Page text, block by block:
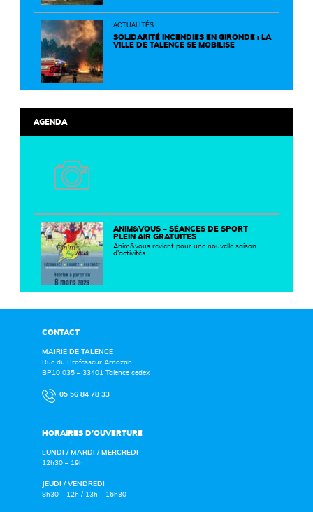
un territoire plus durable et solidaire.
ACTUALITÉS
SOLIDARITÉ INCENDIES EN GIRONDE : LA
VILLE DE TALENCE SE MOBILISE
AGENDA
ANIM&VOUS – SÉANCES DE SPORT
PLEIN AIR GRATUITES
Anim&vous revient pour une nouvelle saison
d’activités…
CONTACT
MAIRIE DE TALENCE
Rue du Professeur Arnozan
BP10 035 – 33401 Talence cedex
05 56 84 78 33
HORAIRES D’OUVERTURE
LUNDI / MARDI / MERCREDI
12h30 – 19h
JEUDI / VENDREDI
8h30 – 12h / 13h – 16h30